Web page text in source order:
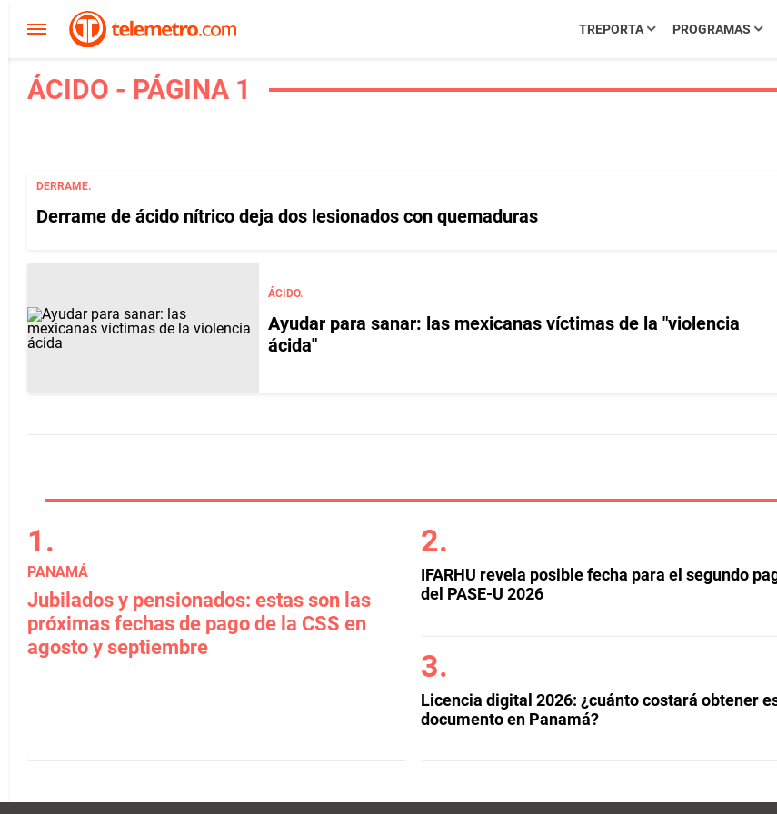
TREPORTA PROGRAMAS
ÁCIDO - PÁGINA 1
DERRAME.
Derrame de ácido nítrico deja dos lesionados con quemaduras
ÁCIDO.
Ayudar para sanar: las mexicanas víctimas de la "violencia
ácida"
PANAMÁ
Jubilados y pensionados: estas son las
próximas fechas de pago de la CSS en
agosto y septiembre
IFARHU revela posible fecha para el segundo
del PASE-U 2026
Licencia digital 2026: ¿cuánto costará obtener
documento en Panamá?